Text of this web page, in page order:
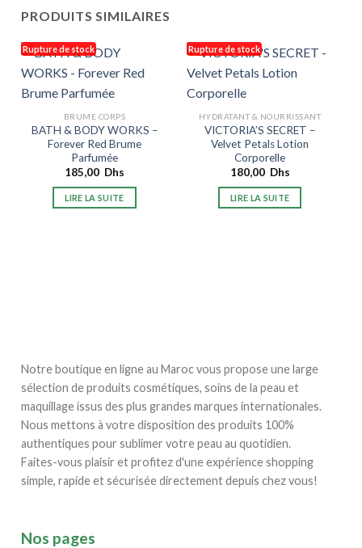
PRODUITS SIMILAIRES
Rupture de stock
BRUME CORPS
BATH & BODY WORKS –
Forever Red Brume
Parfumée
185,00 Dhs
LIRE LA SUITE
Rupture de stock
HYDRATANT & NOURRISSANT
VICTORIA’S SECRET –
Velvet Petals Lotion
Corporelle
180,00 Dhs
LIRE LA SUITE
Notre boutique en ligne au Maroc vous propose une large
sélection de produits cosmétiques, soins de la peau et
maquillage issus des plus grandes marques internationales.
Nous mettons à votre disposition des produits 100%
authentiques pour sublimer votre peau au quotidien.
Faites-vous plaisir et profitez d'une expérience shopping
simple, rapide et sécurisée directement depuis chez vous!
Nos pages